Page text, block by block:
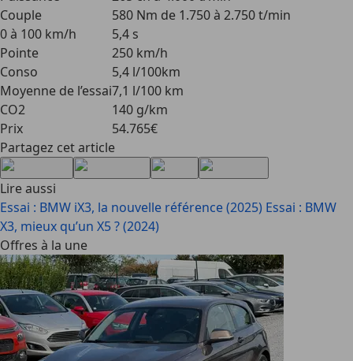
Couple
580 Nm de 1.750 à 2.750 t/min
0 à 100 km/h
5,4 s
Pointe
250 km/h
Conso
5,4 l/100km
Moyenne de l’essai7,1 l/100 km
CO2
140 g/km
Prix
54.765€
Partagez cet article
Lire aussi
Essai : BMW iX3, la nouvelle référence (2025) Essai : BMW
X3, mieux qu’un X5 ? (2024)
Offres à la une